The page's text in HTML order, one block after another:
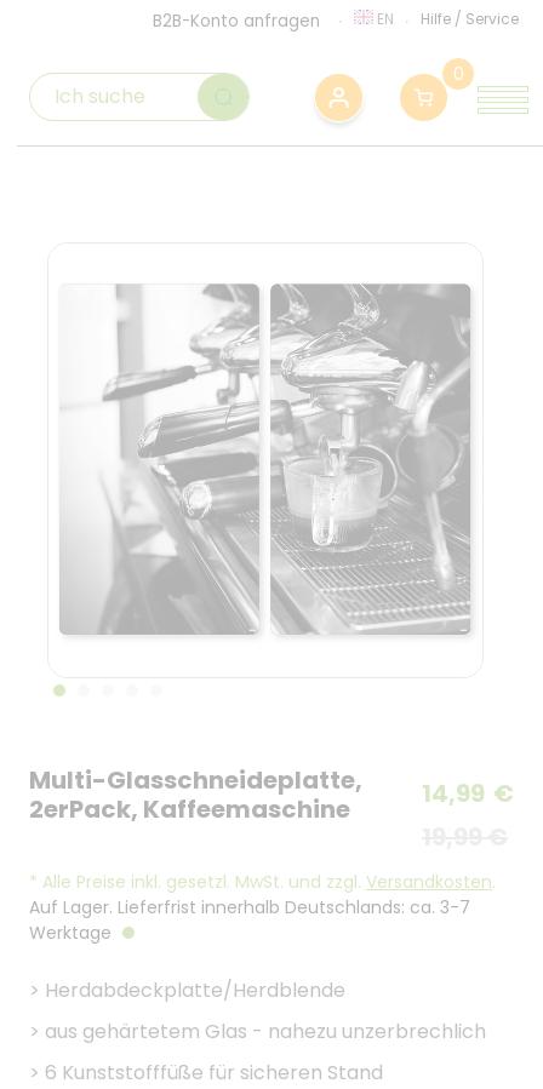
B2B-Konto anfragen EN Hilfe / Service
0
Multi-Glasschneideplatte,
2erPack, Kaffeemaschine
14,99 €
* Alle Preise inkl. gesetzl. MwSt. und zzgl. Versandkosten.
Auf Lager. Lieferfrist innerhalb Deutschlands: ca. 3-7
Werktage
> Herdabdeckplatte/Herdblende
> aus gehärtetem Glas - nahezu unzerbrechlich
> 6 Kunststofffüße für sicheren Stand